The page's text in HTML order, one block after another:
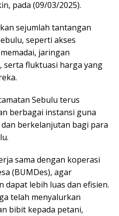
pada (09/03/2025).
sejumlah tantangan
seperti akses
jaringan
serta fluktuasi harga yang
Sebulu terus
berbagai instansi guna
berkelanjutan bagi para
sama dengan koperasi
(BUMDes), agar
dapat lebih luas dan efisien.
telah menyalurkan
bibit kepada petani,